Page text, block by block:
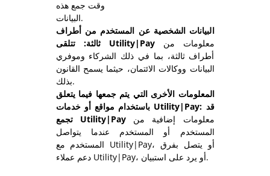
وقت جمع هذه
البيانات.
البيانات الشخصية عن المستخدم من أطراف
ثالثة: تتلقى Utility|Payمعلومات من
أطراف ثالثة، بما في ذلك الشركاء وموفري
البيانات ووكالات الائتمان، حيثما يسمح القانون
بذلك.
المعلومات الأخرى التي يتم جمعها فيما يتعلق
باستخدام مواقع أو خدمات Utility|Pay: قد
تجمع Utility|Payمعلومات إضافية من
المستخدم أو المستخدم عندما يتواصل
المستخدم مع Utility|Pay، أو يتصل بفرق
دعم عملاء Utility|Pay، أو يرد على استبيان.